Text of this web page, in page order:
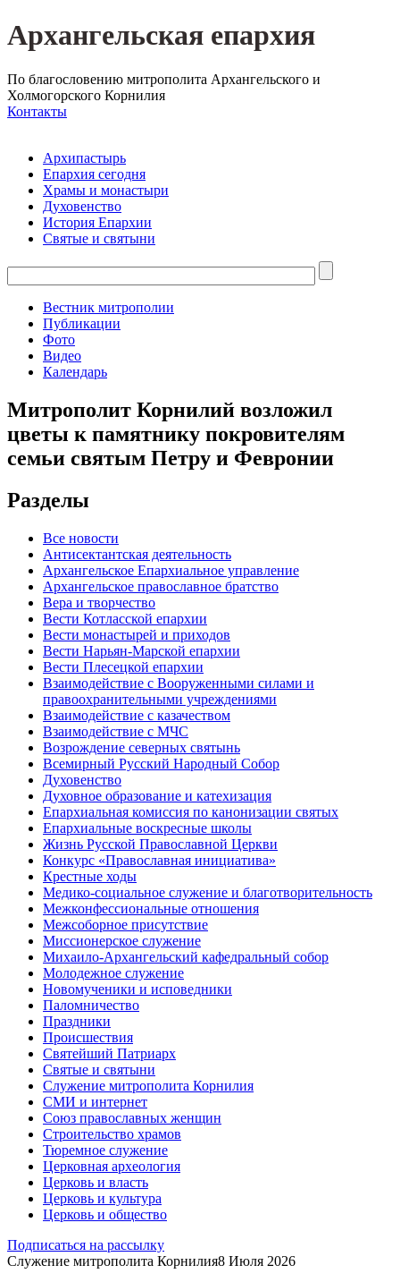
Архангельская епархия
По благословению митрополита Архангельского и
Холмогорского Корнилия
Контакты
Архипастырь
Епархия сегодня
Храмы и монастыри
Духовенство
История Епархии
Святые и святыни
Вестник митрополии
Публикации
Фото
Видео
Календарь
Митрополит Корнилий возложил
цветы к памятнику покровителям
семьи святым Петру и Февронии
Разделы
Все новости
Антисектантская деятельность
Архангельское Епархиальное управление
Архангельское православное братство
Вера и творчество
Вести Котласской епархии
Вести монастырей и приходов
Вести Нарьян-Марской епархии
Вести Плесецкой епархии
Взаимодействие с Вооруженными силами и
правоохранительными учреждениями
Взаимодействие с казачеством
Взаимодействие с МЧС
Возрождение северных святынь
Всемирный Русский Народный Собор
Духовенство
Духовное образование и катехизация
Епархиальная комиссия по канонизации святых
Епархиальные воскресные школы
Жизнь Русской Православной Церкви
Конкурс «Православная инициатива»
Крестные ходы
Медико-социальное служение и благотворительность
Межконфессиональные отношения
Межсоборное присутствие
Миссионерское служение
Михаило-Архангельский кафедральный собор
Молодежное служение
Новомученики и исповедники
Паломничество
Праздники
Происшествия
Святейший Патриарх
Святые и святыни
Служение митрополита Корнилия
СМИ и интернет
Союз православных женщин
Строительство храмов
Тюремное служение
Церковная археология
Церковь и власть
Церковь и культура
Церковь и общество
Подписаться на рассылку
Служение митрополита Корнилия8 Июля 2026